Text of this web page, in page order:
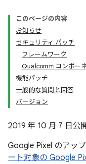
このページの内容
お知らせ
セキュリティ パッチ
フレームワーク
Qualcomm コンポー
機能パッチ
一般的な質問と回答
バージョン
2019 年 10 月 7 日公
Google Pixel のアッ
ート対象の Google